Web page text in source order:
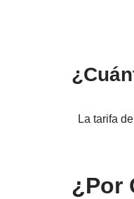
La tarifa
¿Por